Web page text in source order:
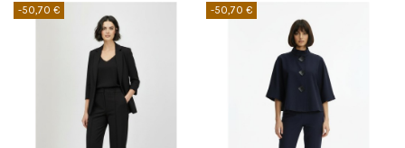
-50,70 €
-50,70 €